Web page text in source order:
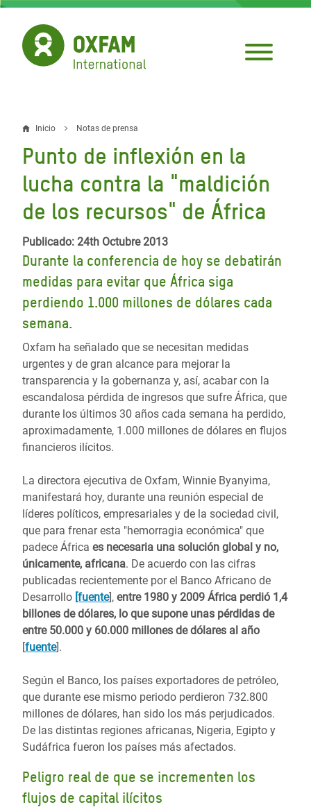
Pasar
contenido
principal
Sobrescribir
enlaces
de
ayuda
a
la
navegación
Inicio Notas de prensa
Punto de inflexión en la
lucha contra la "maldición
de los recursos" de África
Publicado: 24th Octubre 2013
Durante la conferencia de hoy se debatirán
medidas para evitar que África siga
perdiendo 1.000 millones de dólares cada
semana.
Oxfam ha señalado que se necesitan medidas
urgentes y de gran alcance para mejorar la
transparencia y la gobernanza y, así, acabar con la
escandalosa pérdida de ingresos que sufre África, que
durante los últimos 30 años cada semana ha perdido,
aproximadamente, 1.000 millones de dólares en flujos
financieros ilícitos.
La directora ejecutiva de Oxfam, Winnie Byanyima,
manifestará hoy, durante una reunión especial de
líderes políticos, empresariales y de la sociedad civil,
que para frenar esta "hemorragia económica" que
padece África es necesaria una solución global y no,
únicamente, africana. De acuerdo con las cifras
publicadas recientemente por el Banco Africano de
Desarrollo [fuente], entre 1980 y 2009 África perdió 1,4
billones de dólares, lo que supone unas pérdidas de
entre 50.000 y 60.000 millones de dólares al año
[fuente].
Según el Banco, los países exportadores de petróleo,
que durante ese mismo periodo perdieron 732.800
millones de dólares, han sido los más perjudicados.
De las distintas regiones africanas, Nigeria, Egipto y
Sudáfrica fueron los países más afectados.
Peligro real de que se incrementen los
flujos de capital ilícitos